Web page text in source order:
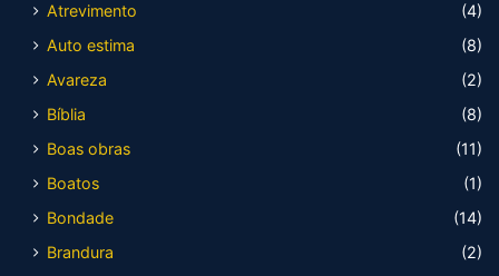
Atrevimento
(4)
Auto estima
(8)
Avareza
(2)
Bíblia
(8)
Boas obras
(11)
Boatos
(1)
Bondade
(14)
Brandura
(2)